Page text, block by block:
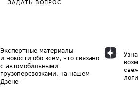
ЗАДАТЬ ВОПРОС
Экспертные материалы
и новости обо всем, что связано
с автомобильными
грузоперевозками, на нашем
Дзене